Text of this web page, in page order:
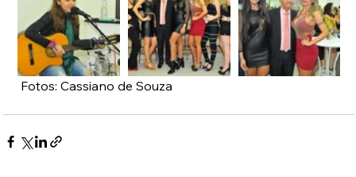
Fotos: Cassiano de Souza